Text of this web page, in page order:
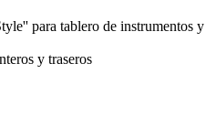
para tablero de instrumentos y
y traseros